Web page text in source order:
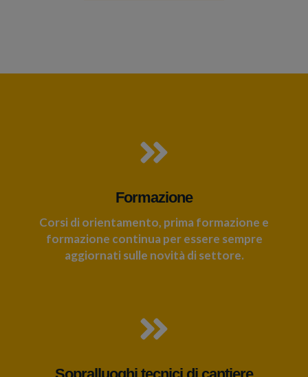
Formazione
Corsi di orientamento, prima formazione e
formazione continua per essere sempre
aggiornati sulle novità di settore.